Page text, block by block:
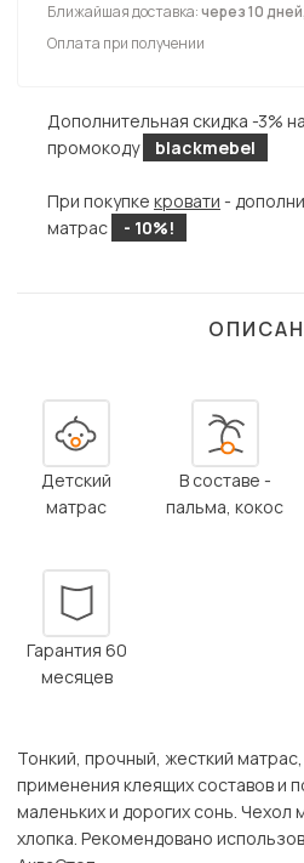
Ближайшая доставка:через 10
Оплата при получении
Дополнительная скидка -3%
промокоду
blackmebel
При покупке кровати -
матрас
- 10%!
Детский
матрас
В составе -
пальма, кокос
Гарантия 60
месяцев
Тонкий, прочный, жесткий
применения клеящих составов и
маленьких и дорогих сонь. Чехол
хлопка. Рекомендовано